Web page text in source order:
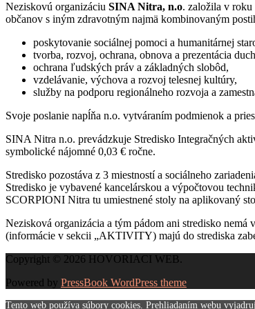
Neziskovú organizáciu SINA Nitra, n.o. založila v roku
občanov s iným zdravotným najmä kombinovaným
poskytovanie sociálnej pomoci a humanitárnej
tvorba, rozvoj, ochrana, obnova a prezentácia
ochrana ľudských práv a základných slobôd,
vzdelávanie, výchova a rozvoj telesnej kultúry,
služby na podporu regionálneho rozvoja a
Svoje poslanie napĺňa n.o. vytváraním podmienok a
SINA Nitra n.o. prevádzkuje Stredisko Integračných
symbolické nájomné 0,03 € ročne.
Stredisko pozostáva z 3 miestností a sociálneho
Stredisko je vybavené kancelárskou a výpočtovou
SCORPIONI Nitra tu umiestnené stoly na aplikovaný
Nezisková organizácia a tým pádom ani stredisko
(informácie v sekcii „AKTIVITY) majú do strediska
Copyright © 2026 HOVORIACI WEB.
Powered by PressBook WordPress theme
Tento web používa súbory cookies. Prehliadaním webu